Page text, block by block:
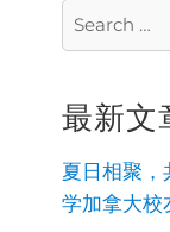
Search
for:
最新文
夏日相聚
学加拿大校